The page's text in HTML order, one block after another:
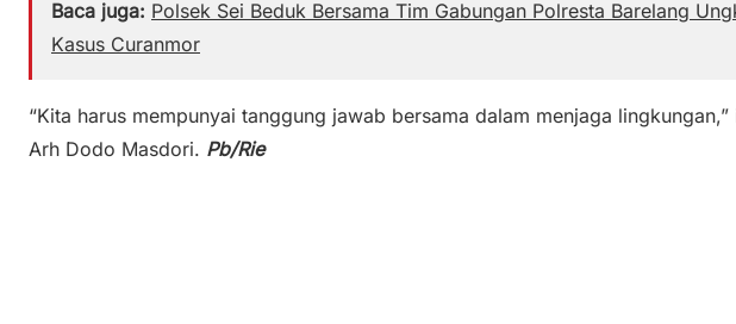
Baca juga: Polsek Sei Beduk Bersama Tim Gabungan Polresta Barelang
Kasus Curanmor
“Kita harus mempunyai tanggung jawab bersama dalam menjaga
Arh Dodo Masdori. Pb/Rie